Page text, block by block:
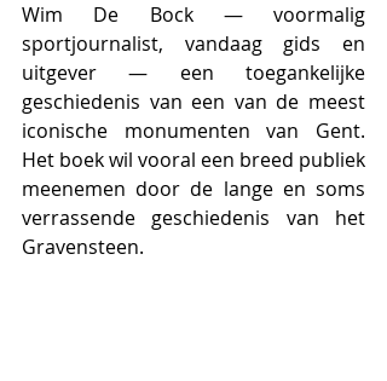
Wim De Bock — voormalig
sportjournalist, vandaag gids en
uitgever — een toegankelijke
geschiedenis van een van de meest
iconische monumenten van Gent.
Het boek wil vooral een breed publiek
meenemen door de lange en soms
verrassende geschiedenis van het
Gravensteen.